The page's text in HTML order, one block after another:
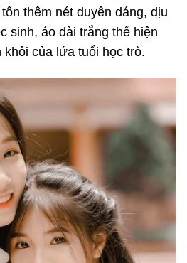
thêm nét duyên dáng, dịu
sinh, áo dài trắng thể hiện
của lứa tuổi học trò.